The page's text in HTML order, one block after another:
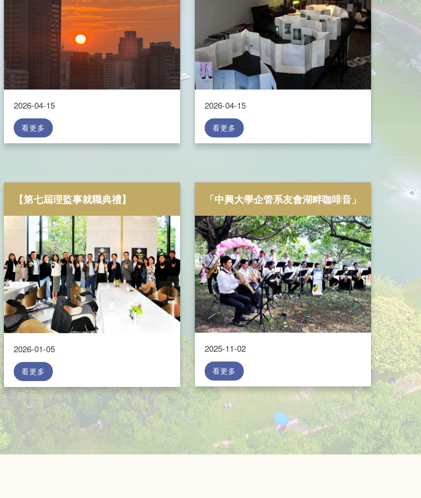
2026-04-15
看更多
2026-04-15
看更多
【第七屆理監事就職典禮】
2026-01-05
看更多
「中興大學企管系友會湖畔咖啡音」
2025-11-02
看更多